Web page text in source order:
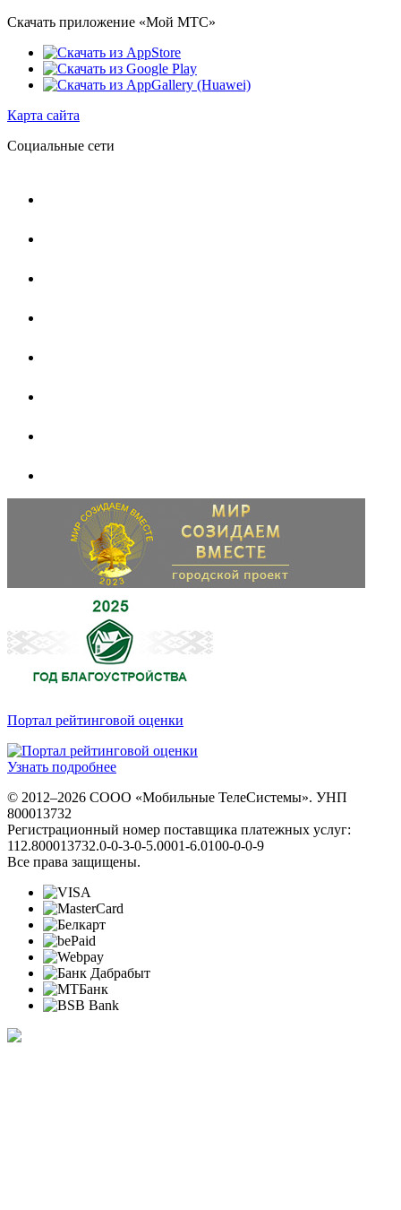
Скачать приложение «Мой МТС»
Карта сайта
Социальные сети
Портал рейтинговой оценки
Узнать подробнее
© 2012–2026 СООО «Мобильные ТелеСистемы». УНП
800013732
Регистрационный номер поставщика платежных услуг:
112.800013732.0-0-3-0-5.0001-6.0100-0-0-9
Все права защищены.